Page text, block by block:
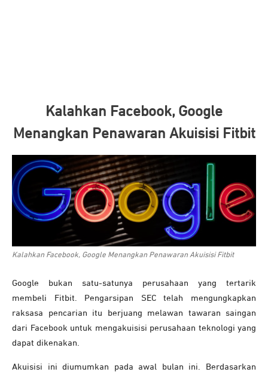
Kalahkan Facebook, Google
Menangkan Penawaran Akuisisi Fitbit
Kalahkan Facebook, Google Menangkan Penawaran Akuisisi Fitbit
Google bukan satu-satunya perusahaan yang tertarik
membeli Fitbit. Pengarsipan SEC telah mengungkapkan
raksasa pencarian itu berjuang melawan tawaran saingan
dari Facebook untuk mengakuisisi perusahaan teknologi yang
dapat dikenakan.
Akuisisi ini diumumkan pada awal bulan ini. Berdasarkan